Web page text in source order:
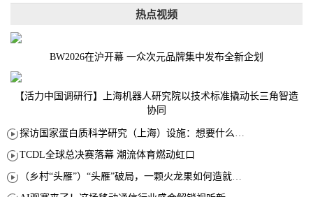
热点视频
BW2026在沪开幕 一众次元品牌集中发布全新企划
【活力中国调研行】上海机器人研究院以技术标准撬动长三角智造
协同
TCDL全球总决赛落幕 潮流体育燃动虹口